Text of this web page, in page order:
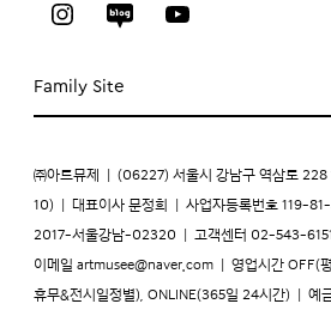
Family Site
㈜아트뮤제 (06227) 서울시 강남구 역삼로
10) 대표이사 문정희 사업자등록번호 119-
2017-서울강남-02320 고객센터 02-543-6151
이메일 artmusee@naver.com 영업시간 OFF(
휴무&전시일정별), ONLINE(365일 24시간) 예